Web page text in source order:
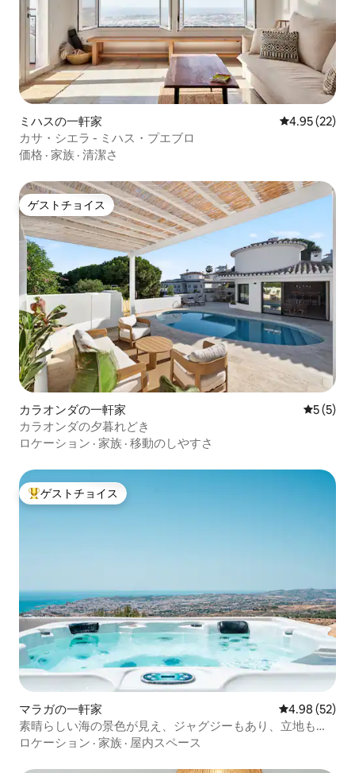
girarla para verla desde el sofá. El sofá de
lino natural blanco se convierte en una
gran cama con medidas de 160x200. La
wifi es de alta velocidad. La climatización
es por Airzone pudiendo controlar así la
temperatura ideal en cada zona del
apartamento. La cocina de diseño está
equipada con electrodomésticos de alta
gama y puedes cocinar cualquier plato
en ella. Dispone de horno, microondas,
nevera, congelador, lavavajillas, placa de
inducción, lavadora/secadora, tostadora,
cafetera Nespresso, hervidor de agua,
batidora, exprimidor, etc. Ideal para
familias, parejas y viajeros que buscan
disfrutar de la playa, la gastronomía y el
estilo de vida mediterráneo. Excelente
ubicación en una de las zonas más
populares de Torremolinos, conocida
por su ambiente internacional, diverso e
inclusivo. No se admiten fiestas. No se
admiten grupos que no sepan respetar
las normas de la comunidad. Toallas de
playa, silla/hamaca y sombrilla de playa
gratuitas. Cuna y trona gratuita bajo
petición. Limpieza gratuita una vez a la
semana para estancias superiores a 7
noches.
ミハスの一軒家 レビュー22
4.95 (22)
カサ・シエラ - ミハス・プエブロ
価格 · 家族 · 清潔さ
ゲストチョイス
ゲストチョイス
カラオンダの一軒家 レビュー
5 (5)
カラオンダの夕暮れどき
ロケーション · 家族 · 移動のしやすさ
大好評のゲストチョイスです。
ゲストチョイス
マラガの一軒家 レビュー52
4.98 (52)
素晴らしい海の景色が見え、ジャグジーもあり、立地も良
いです
ロケーション · 家族 · 屋内スペース